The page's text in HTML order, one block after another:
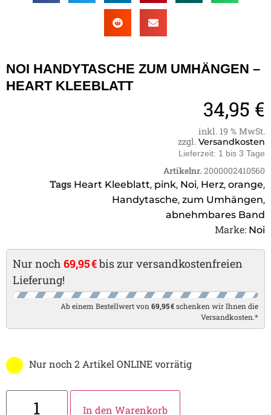
NOI HANDYTASCHE ZUM UMHÄNGEN –
HEART KLEEBLATT
34,95 €
inkl. 19 % MwSt.
zzgl. Versandkosten
Lieferzeit: 1 bis 3 Tage
Artikelnr. 2000002410560
Tags Heart Kleeblatt, pink, Noi, Herz, orange,
Handytasche, zum Umhängen,
abnehmbares Band
Marke: Noi
Nur noch 69,95 €bis zur versandkostenfreien
Lieferung!
Ab einem Bestellwert von 69,95 €schenken wir Ihnen die
Versandkosten.*
Nur noch 2 Artikel ONLINE vorrätig
In den Warenkorb